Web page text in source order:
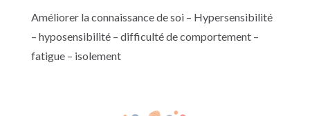
Améliorer la connaissance de soi – Hypersensibilité
– hyposensibilité – difficulté de comportement –
fatigue – isolement